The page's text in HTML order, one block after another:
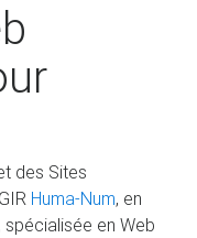
des Sites
Huma-Num, en
, spécialisée en Web